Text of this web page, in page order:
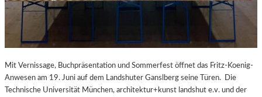
Mit Vernissage, Buchpräsentation und Sommerfest öffnet das Fritz-Koenig-
Anwesen am 19. Juni auf dem Landshuter Ganslberg seine Türen. Die
Technische Universität München, architektur+kunst landshut e.v. und der